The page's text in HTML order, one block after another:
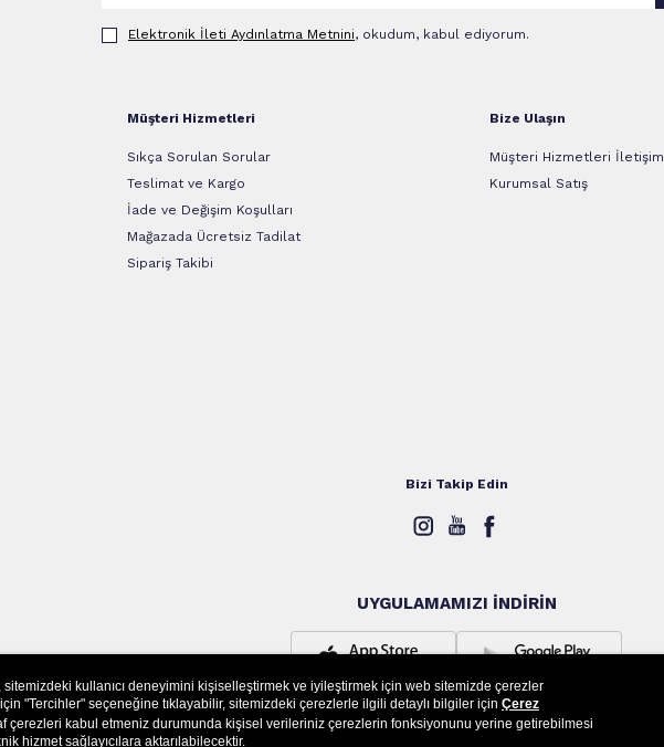
Elektronik İleti Aydınlatma Metni‌ni, okudum, kabul ediyorum.
Müşteri Hizmetleri
Sıkça Sorulan Sorular
Teslimat ve Kargo
İade ve Değişim Koşulları
Mağazada Ücretsiz Tadilat
Sipariş Takibi
Bize Ulaşın
Müşteri Hizmetleri İletişim
Kurumsal Satış
Bizi Takip Edin
UYGULAMAMIZI İNDİRİN
kullanıcı deneyimini kişiselleştirmek ve iyileştirmek için web sitemizde çerezler
için "Tercihler" seçeneğine tıklayabilir, sitemizdeki çerezlerle ilgili detaylı bilgiler için Çerez
çerezleri kabul etmeniz durumunda kişisel verileriniz çerezlerin fonksiyonunu yerine getirebilmesi
hizmet sağlayıcılara aktarılabilecektir.